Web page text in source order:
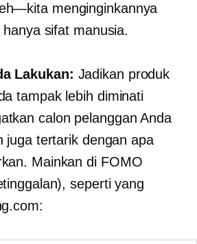
menginginkannya
sifat manusia.
Lakukan: Jadikan produk
tampak lebih diminati
calon pelanggan Anda
juga tertarik dengan apa
Mainkan di FOMO
seperti yang